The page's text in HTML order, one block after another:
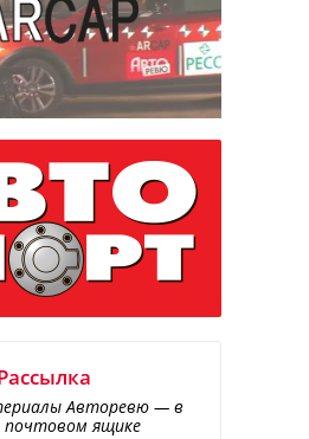
Авторевю — в
ящике